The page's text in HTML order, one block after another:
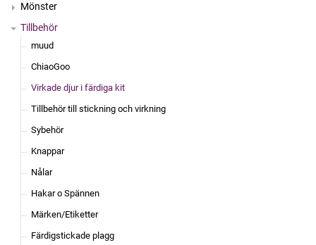
Mönster
Tillbehör
muud
ChiaoGoo
Virkade djur i färdiga kit
Tillbehör till stickning och virkning
Sybehör
Knappar
Nålar
Hakar o Spännen
Märken/Etiketter
Färdigstickade plagg